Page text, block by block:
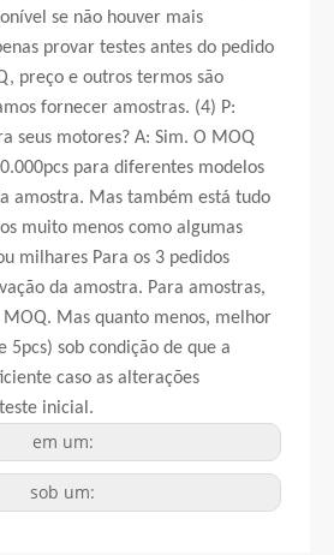
se não houver mais
provar testes antes do pedido
preço e outros termos são
fornecer amostras. (4) P:
seus motores? A: Sim. O MOQ
para diferentes modelos
amostra. Mas também está tudo
muito menos como algumas
milhares Para os 3 pedidos
da amostra. Para amostras,
Mas quanto menos, melhor
5pcs) sob condição de que a
caso as alterações
inicial.
em um:
sob um: